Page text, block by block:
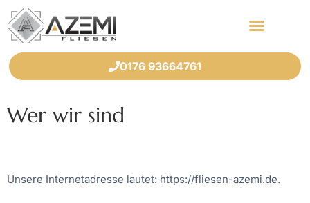
0176 93664761
Wer wir sind
Unsere Internetadresse lautet: https://fliesen-azemi.de.